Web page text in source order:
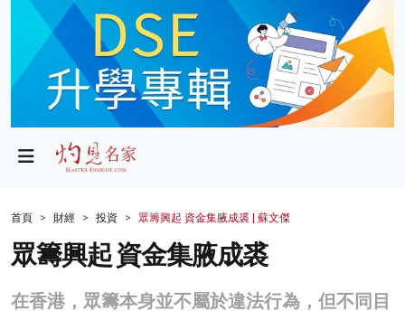
政局
財經
生活
首頁 財經 投資 眾籌興起 資金集腋成裘 | 蘇文傑
眾籌興起 資金集腋成裘
在香港，眾籌本身並不屬於違法行為，但不同目